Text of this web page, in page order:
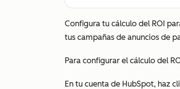
Configura tu cálculo del ROI
tus campañas de anuncios de
Para configurar el cálculo del
En tu cuenta de HubSpot, haz